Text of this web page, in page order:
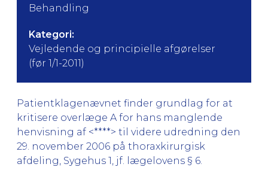
Behandling
Kategori:
Vejledende og principielle afgørelser
(før 1/1-2011)
Patientklagenævnet finder grundlag for at
kritisere overlæge A for hans manglende
henvisning af <****> til videre udredning den
29. november 2006 på thoraxkirurgisk
afdeling, Sygehus 1, jf. lægelovens § 6.